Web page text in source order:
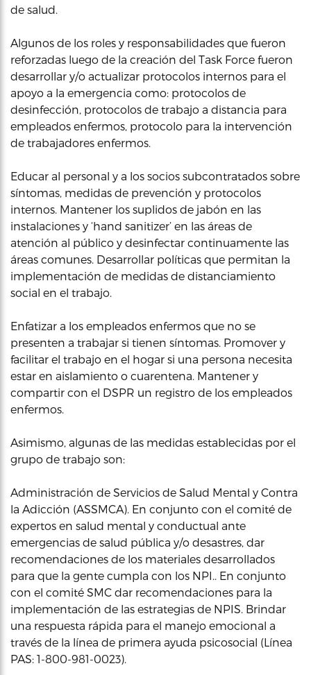
de salud.
Algunos de los roles y responsabilidades que fueron
reforzadas luego de la creación del Task Force fueron
desarrollar y/o actualizar protocolos internos para el
apoyo a la emergencia como: protocolos de
desinfección, protocolos de trabajo a distancia para
empleados enfermos, protocolo para la intervención
de trabajadores enfermos.
Educar al personal y a los socios subcontratados sobre
síntomas, medidas de prevención y protocolos
internos. Mantener los suplidos de jabón en las
instalaciones y ‘hand sanitizer’ en las áreas de
atención al público y desinfectar continuamente las
áreas comunes. Desarrollar políticas que permitan la
implementación de medidas de distanciamiento
social en el trabajo.
Enfatizar a los empleados enfermos que no se
presenten a trabajar si tienen síntomas. Promover y
facilitar el trabajo en el hogar si una persona necesita
estar en aislamiento o cuarentena. Mantener y
compartir con el DSPR un registro de los empleados
enfermos.
Asimismo, algunas de las medidas establecidas por el
grupo de trabajo son:
Administración de Servicios de Salud Mental y Contra
la Adicción (ASSMCA). En conjunto con el comité de
expertos en salud mental y conductual ante
emergencias de salud pública y/o desastres, dar
recomendaciones de los materiales desarrollados
para que la gente cumpla con los NPI.. En conjunto
con el comité SMC dar recomendaciones para la
implementación de las estrategias de NPIS. Brindar
una respuesta rápida para el manejo emocional a
través de la línea de primera ayuda psicosocial (Línea
PAS: 1-800-981-0023).